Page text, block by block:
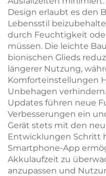
Design erlaubt es den
Lebensstil
durch Feuchtigkeit
müssen. Die leichte
bionischen Glieds
längerer Nutzung,
Komforteinstellungen
Unbehagen
Updates führen neue
Verbesserungen ein
Gerät stets mit den
Entwicklungen Schritt
Smartphone-App
Akkulaufzeit zu
anzupassen und